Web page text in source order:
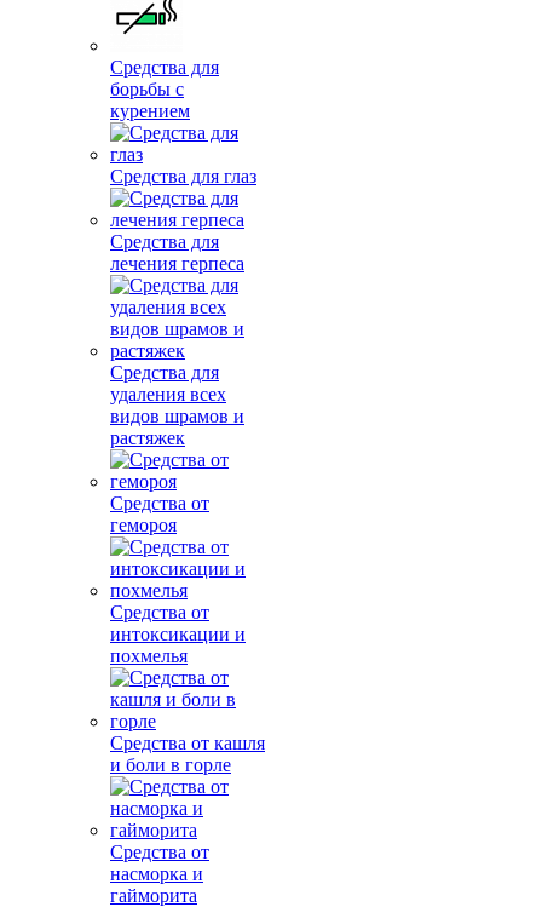
Средства для
борьбы с
курением
Средства для глаз
Средства для
лечения герпеса
Средства для
удаления всех
видов шрамов и
растяжек
Средства от
гемороя
Средства от
интоксикации и
похмелья
Средства от кашля
и боли в горле
Средства от
насморка и
гайморита